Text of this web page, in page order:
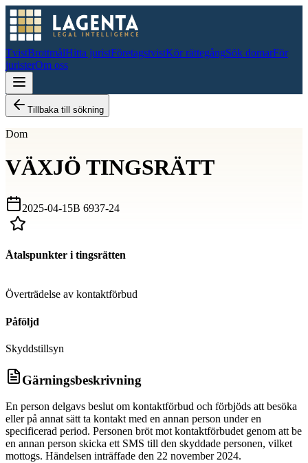
TvistBrottmålHitta juristFöretagstvistKör rättegångSök domarFör
juristerOm oss
Tillbaka till sökning
Dom
VÄXJÖ TINGSRÄTT
2025-04-15B 6937-24
Åtalspunkter i tingsrätten
Överträdelse av kontaktförbud
Påföljd
Skyddstillsyn
Gärningsbeskrivning
En person delgavs beslut om kontaktförbud och förbjöds att besöka
eller på annat sätt ta kontakt med en annan person under en
specificerad period. Personen bröt mot kontaktförbudet genom att be
en annan person skicka ett SMS till den skyddade personen, vilket
mottogs. Händelsen inträffade den 22 november 2024.